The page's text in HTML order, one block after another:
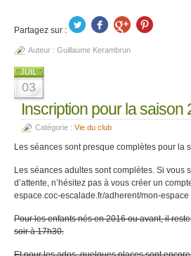
Partagez sur :
Auteur : Guillaume Kerambrun
JUIL
03
Inscription pour la saison
Catégorie : Vie du club
Les séances sont presque complètes pour la
Les séances adultes sont complètes. Si vous
d’attente, n’hésitez pas à vous créer un
espace.coc-escalade.fr/adherent/mon-espace
Pour les enfants nés en 2016 ou avant, il
soir à 17h30.